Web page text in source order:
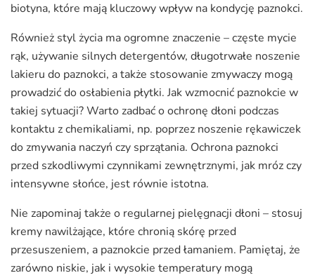
biotyna, które mają kluczowy wpływ na kondycję paznokci.
Również styl życia ma ogromne znaczenie – częste mycie
rąk, używanie silnych detergentów, długotrwałe noszenie
lakieru do paznokci, a także stosowanie zmywaczy mogą
prowadzić do osłabienia płytki. Jak wzmocnić paznokcie w
takiej sytuacji? Warto zadbać o ochronę dłoni podczas
kontaktu z chemikaliami, np. poprzez noszenie rękawiczek
do zmywania naczyń czy sprzątania. Ochrona paznokci
przed szkodliwymi czynnikami zewnętrznymi, jak mróz czy
intensywne słońce, jest równie istotna.
Nie zapominaj także o regularnej pielęgnacji dłoni – stosuj
kremy nawilżające, które chronią skórę przed
przesuszeniem, a paznokcie przed łamaniem. Pamiętaj, że
zarówno niskie, jak i wysokie temperatury mogą